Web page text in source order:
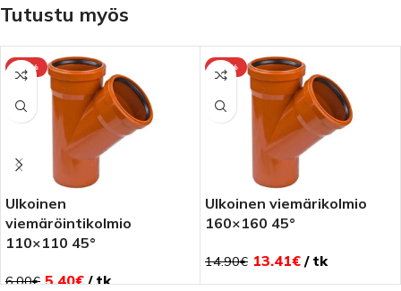
Tutustu myös
-10%
Ulkoinen
viemäröintikolmio
110×110 45°
6.00€ 5.40€ tk
-10%
Ulkoinen viemärikolmio
160×160 45°
14.90€ 13.41€ tk